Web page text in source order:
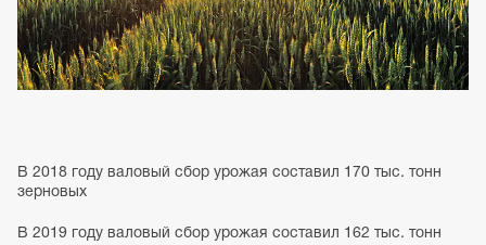
В 2018 году валовый сбор урожая составил 170 тыс. тонн
зерновых
В 2019 году валовый сбор урожая составил 162 тыс. тонн